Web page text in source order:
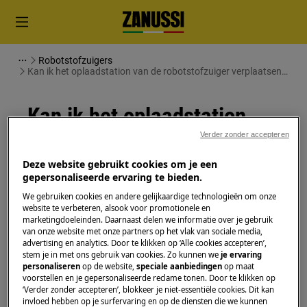
Robotstofzuigers
Kan ik het oplaadstation van de robotstofzuiger verplaatsen
Kan ik het oplaadstation
van de robotstofzuiger
verplaatsen terwijl het
werkt?
Kwestie
Kan ik het oplaadstation van de
robotstofzuiger verplaatsen terwijl het
werkt?
Deze website gebruikt cookies om je een
gepersonaliseerde ervaring te bieden.
We gebruiken cookies en andere gelijkaardige technologieën om onze
website te verbeteren, alsook voor promotionele en
marketingdoeleinden. Daarnaast delen we informatie over je gebruik
van onze website met onze partners op het vlak van sociale media,
advertising en analytics. Door te klikken op ‘Alle cookies accepteren’,
stem je in met ons gebruik van cookies. Zo kunnen weje ervaring
personaliseren op de website,speciale aanbiedingen op maat
voorstellen en je gepersonaliseerde reclame tonen. Door te klikken op
‘Verder zonder accepteren’, blokkeer je niet-essentiële cookies. Dit kan
invloed hebben op je surfervaring en op de diensten die we kunnen
Verder zonder accepteren